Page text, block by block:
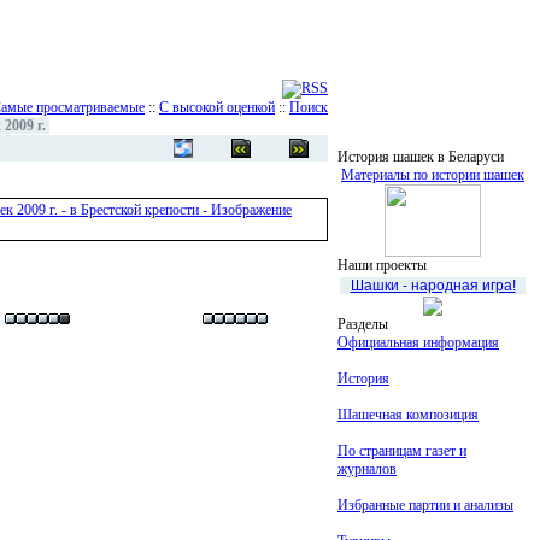
просматриваемые :: С высокой оценкой :: Поиск
г.
История шашек в Беларуси
Материалы по истории шашек
Наши проекты
Шашки - народная игра!
Разделы
Официальная информация
История
Шашечная композиция
По страницам газет и
журналов
Избранные партии и анализы